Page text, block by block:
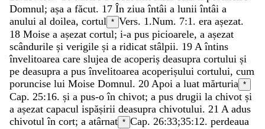
Domnul; așa a făcut. 17 În ziuaîntâi a luniiîntâi a
anului al doilea, cortul * Vers. 1.Num. 7:1 . era așezat.
18 Moise a așezat cortul; i-a pus picioarele, a așezat
scândurile și verigile și a ridicat stâlpii. 19 Aîntins
învelitoarea care slujea de acoperiș deasupra cortului și
pe deasupra a pusînvelitoarea acoperișului cortului, cum
poruncise lui Moise Domnul. 20 Apoi a luat mărturia *
Cap. 25:16. și a pus-oîn chivot; a pus drugii la chivot și
a așezat capacul ispășirii deasupra chivotului. 21 A adus
chivotulîn cort; a atârnat * Cap. 26:33;35:12. perdeaua